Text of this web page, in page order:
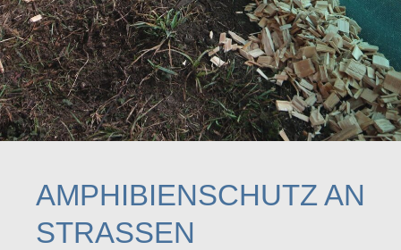
AMPHIBIENSCHUTZ AN
STRASSEN